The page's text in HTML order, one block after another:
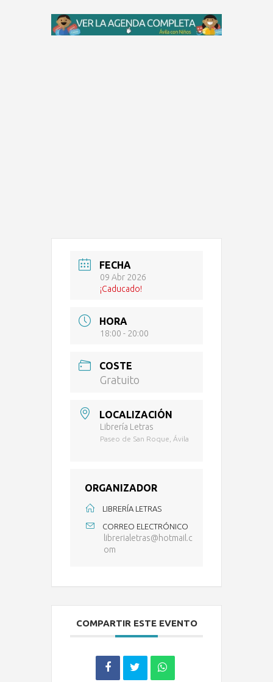
FECHA
09 Abr 2026
¡Caducado!
HORA
18:00 - 20:00
COSTE
Gratuito
LOCALIZACIÓN
Librería Letras
Paseo de San Roque, Ávila
ORGANIZADOR
LIBRERÍA LETRAS
CORREO ELECTRÓNICO
librerialetras@hotmail.c
om
COMPARTIR ESTE EVENTO